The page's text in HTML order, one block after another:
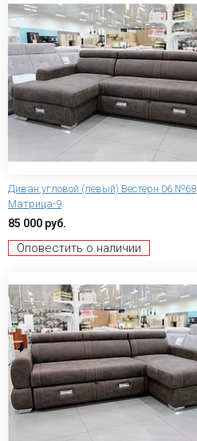
Диван угловой (левый) Вестерн 06 №68
Матрица-9
85 000 руб.
Оповестить о наличии